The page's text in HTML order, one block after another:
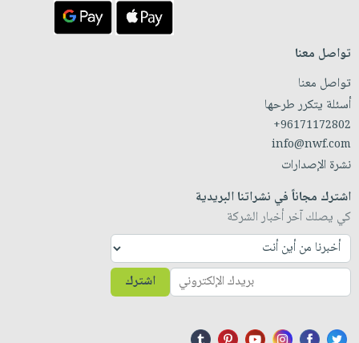
تواصل معنا
تواصل معنا
أسئلة يتكرر طرحها
+96171172802
info@nwf.com
نشرة الإصدارات
اشترك مجاناً في نشراتنا البريدية
كي يصلك آخر أخبار الشركة
اشترك